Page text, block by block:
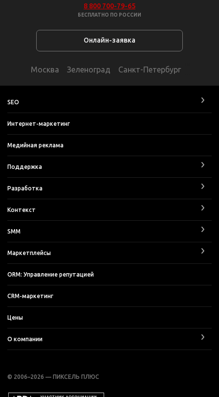
8 800 700-79-65
БЕСПЛАТНО ПО РОССИИ
Онлайн-заявка
Москва Зеленоград Санкт-Петербург
SEO
Интернет-маркетинг
Медийная реклама
Поддержка
Разработка
Контекст
SMM
Маркетплейсы
ORM: Управление репутацией
CRM-маркетинг
Цены
О компании
© 2006–2026 — ПИКСЕЛЬ ПЛЮС